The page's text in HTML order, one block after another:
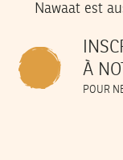
Nawaat est
À
POUR